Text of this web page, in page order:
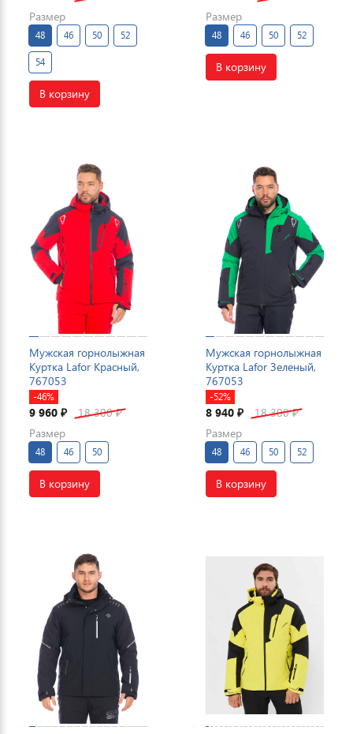
Размер
48 46 50 52
54
В корзину
Размер
48 46 50 52
В корзину
Мужская горнолыжная
Куртка Lafor Красный,
767053
-46%
9 960 ₽ 18 300₽
Размер
48 46 50
В корзину
Мужская горнолыжная
Куртка Lafor Зеленый,
767053
-52%
8 940 ₽ 18 300₽
Размер
48 46 50 52
В корзину